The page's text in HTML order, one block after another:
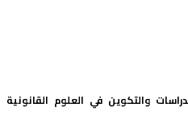
والتكوين في العلوم القانونية